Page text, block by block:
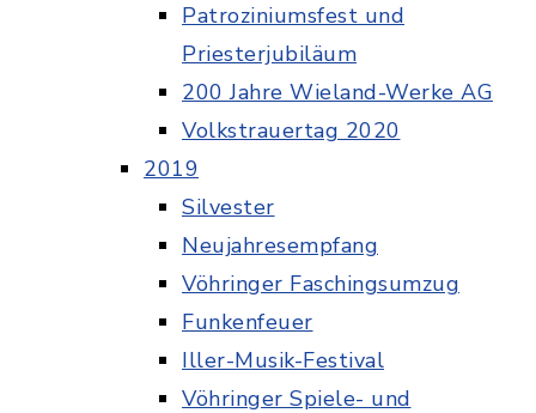
Patroziniumsfest und
Priesterjubiläum
200 Jahre Wieland-Werke AG
Volkstrauertag 2020
2019
Silvester
Neujahresempfang
Vöhringer Faschingsumzug
Funkenfeuer
Iller-Musik-Festival
Vöhringer Spiele- und